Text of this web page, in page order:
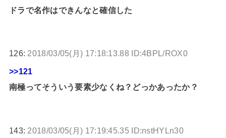
ドラで名作はできんなと確信した
126: 2018/03/05(月) 17:18:13.88 ID:4BPL/ROX0
>>121
南極ってそういう要素少なくね？どっかあったか？
143: 2018/03/05(月) 17:19:45.35 ID:nstHYLn30